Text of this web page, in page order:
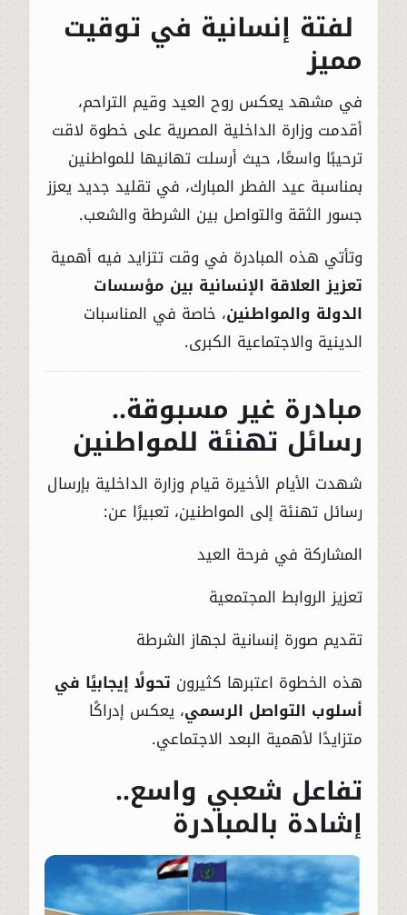
لفتة إنسانية في توقيت
مميز
في مشهد يعكس روح العيد وقيم التراحم،
أقدمت وزارة الداخلية المصرية على خطوة لاقت
ترحيبًا واسعًا، حيث أرسلت تهانيها للمواطنين
بمناسبة عيد الفطر المبارك، في تقليد جديد يعزز
جسور الثقة والتواصل بين الشرطة والشعب.
وتأتي هذه المبادرة في وقت تتزايد فيه أهمية
تعزيز العلاقة الإنسانية بين مؤسسات
الدولة والمواطنين، خاصة في المناسبات
الدينية والاجتماعية الكبرى.
مبادرة غير مسبوقة..
رسائل تهنئة للمواطنين
شهدت الأيام الأخيرة قيام وزارة الداخلية بإرسال
رسائل تهنئة إلى المواطنين، تعبيرًا عن:
المشاركة في فرحة العيد
تعزيز الروابط المجتمعية
تقديم صورة إنسانية لجهاز الشرطة
هذه الخطوة اعتبرها كثيرون تحولًا إيجابيًا في
أسلوب التواصل الرسمي، يعكس إدراكًا
متزايدًا لأهمية البعد الاجتماعي.
تفاعل شعبي واسع..
إشادة بالمبادرة